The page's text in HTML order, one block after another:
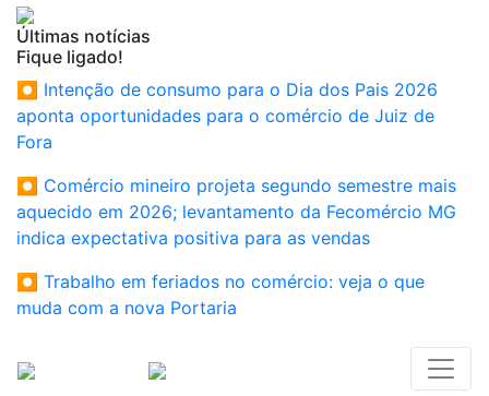
Últimas notícias
Fique ligado!
⏺ Intenção de consumo para o Dia dos Pais 2026
aponta oportunidades para o comércio de Juiz de
Fora
⏺ Comércio mineiro projeta segundo semestre mais
aquecido em 2026; levantamento da Fecomércio MG
indica expectativa positiva para as vendas
⏺ Trabalho em feriados no comércio: veja o que
muda com a nova Portaria